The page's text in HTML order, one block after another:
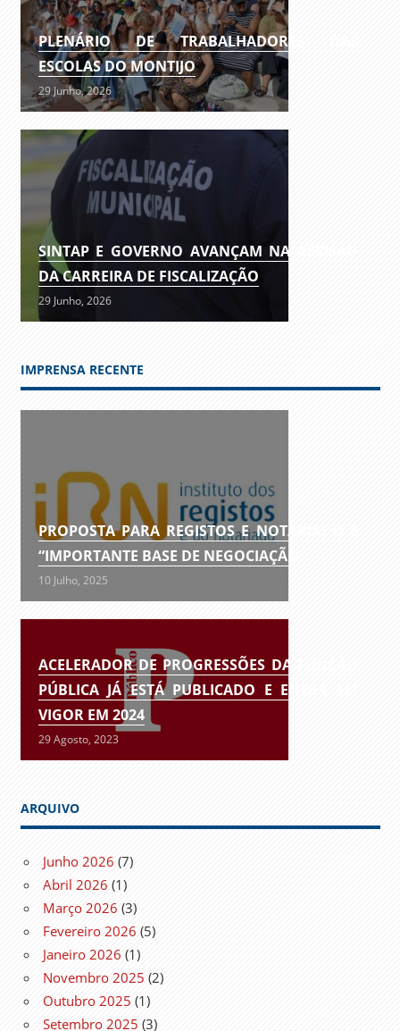
PLENÁRIO DE TRABALHADORES DAS
ESCOLAS DO MONTIJO
29 Junho, 2026
SINTAP E GOVERNO AVANÇAM NA REVISÃO
DA CARREIRA DE FISCALIZAÇÃO
29 Junho, 2026
IMPRENSA RECENTE
PROPOSTA PARA REGISTOS E NOTARIADO É
“IMPORTANTE BASE DE NEGOCIAÇÃO”
10 Julho, 2025
ACELERADOR DE PROGRESSÕES DA FUNÇÃO
PÚBLICA JÁ ESTÁ PUBLICADO E ENTRA EM
VIGOR EM 2024
29 Agosto, 2023
ARQUIVO
Junho 2026 (7)
Abril 2026 (1)
Março 2026 (3)
Fevereiro 2026 (5)
Janeiro 2026 (1)
Novembro 2025 (2)
Outubro 2025 (1)
Setembro 2025 (3)